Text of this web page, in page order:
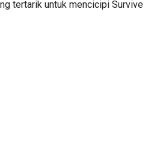
tertarik untuk mencicipi Survive